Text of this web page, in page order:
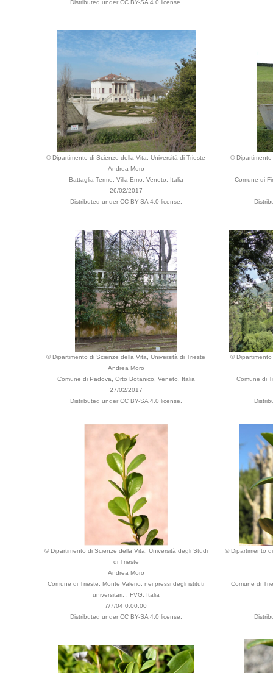
Distributed under CC BY-SA 4.0 license.
© Dipartimento di Scienze della Vita, Università di Trieste
Andrea Moro
Battaglia Terme, Villa Emo, Veneto, Italia
26/02/2017
Distributed under CC BY-SA 4.0 license.
©
Comune di
© Dipartimento di Scienze della Vita, Università di Trieste
Andrea Moro
Comune di Padova, Orto Botanico, Veneto, Italia
27/02/2017
Distributed under CC BY-SA 4.0 license.
©
Comune di
© Dipartimento di Scienze della Vita, Università degli Studi
di Trieste
Andrea Moro
Comune di Trieste, Monte Valerio, nei pressi degli istituti
universitari. , FVG, Italia
7/7/04 0.00.00
Distributed under CC BY-SA 4.0 license.
© Dipartimento
Comune di